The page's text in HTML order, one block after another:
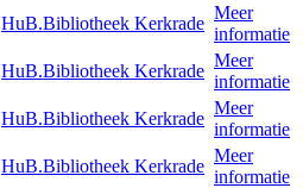
HuB.Bibliotheek Kerkrade
Meer
informatie
HuB.Bibliotheek Kerkrade
Meer
informatie
HuB.Bibliotheek Kerkrade
Meer
informatie
HuB.Bibliotheek Kerkrade
Meer
informatie